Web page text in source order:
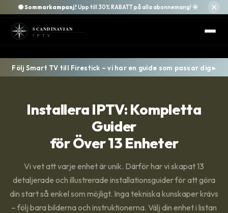
🟡Sommarkampanj! Upp till 30% RABATT på alla abonnemang! 🌞 ✕
Följ Smart TV till Firestick – vi har en guide som passar dig ▸
Installera IPTV: Kompletta
Guider
för Över 13 Enheter
Vi vet att varje enhet är unik. Därför har vi skapat 13
detaljerade och illustrerade installationsguider för att göra
din start så enkel som möjligt. Inga tekniska kunskaper krävs
– följ bara bilderna och instruktionerna. Välj din enhet i listan